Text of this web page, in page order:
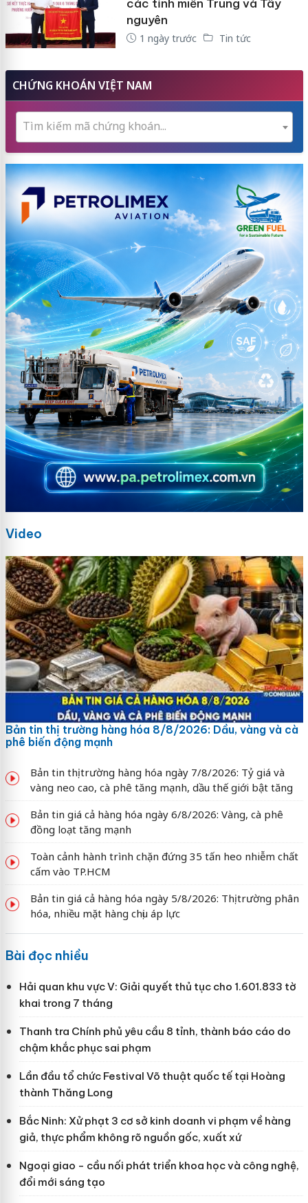
các tỉnh miền Trung và Tây
nguyên
1 ngày trước Tin tức
CHỨNG KHOÁN VIỆT NAM
Tìm kiếm mã chứng khoán...
Video
Bản tin thị trường hàng hóa 8/8/2026: Dầu, vàng và cà
phê biến động mạnh
Bản tin thị trường hàng hóa ngày 7/8/2026: Tỷ giá và
vàng neo cao, cà phê tăng mạnh, dầu thế giới bật tăng
Bản tin giá cả hàng hóa ngày 6/8/2026: Vàng, cà phê
đồng loạt tăng mạnh
Toàn cảnh hành trình chặn đứng 35 tấn heo nhiễm chất
cấm vào TP.HCM
Bản tin giá cả hàng hóa ngày 5/8/2026: Thị trường phân
hóa, nhiều mặt hàng chịu áp lực
Bài đọc nhiều
Hải quan khu vực V: Giải quyết thủ tục cho 1.601.833 tờ
khai trong 7 tháng
Thanh tra Chính phủ yêu cầu 8 tỉnh, thành báo cáo do
chậm khắc phục sai phạm
Lần đầu tổ chức Festival Võ thuật quốc tế tại Hoàng
thành Thăng Long
Bắc Ninh: Xử phạt 3 cơ sở kinh doanh vi phạm về hàng
giả, thực phẩm không rõ nguồn gốc, xuất xứ
Ngoại giao - cầu nối phát triển khoa học và công nghệ,
đổi mới sáng tạo